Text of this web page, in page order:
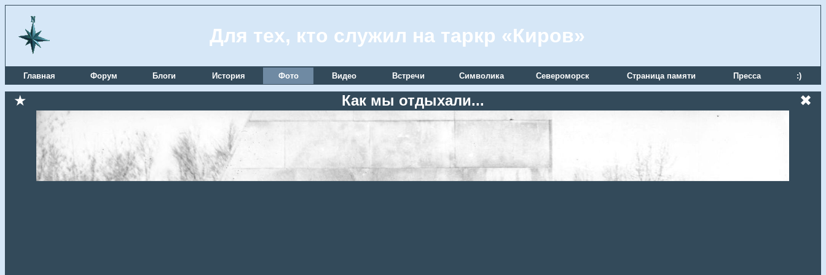
Для тех, кто служил на таркр «Киров»
Главная Форум Блоги История Фото Видео Встречи Символика Североморск Страница памяти Пресса :)
★ Как мы отдыхали... ✖